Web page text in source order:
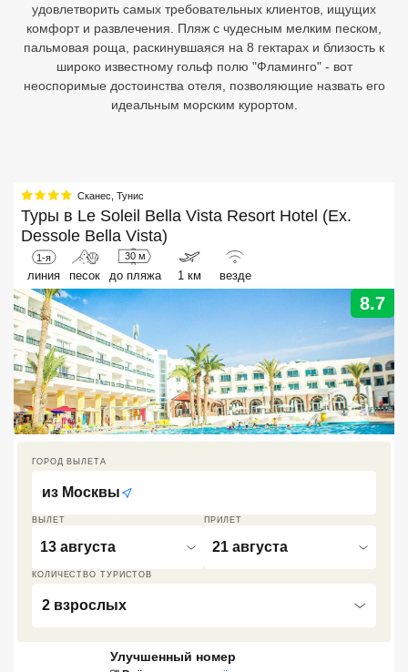
удовлетворить самых требовательных клиентов, ищущих
комфорт и развлечения. Пляж с чудесным мелким песком,
пальмовая роща, раскинувшаяся на 8 гектарах и близость к
широко известному гольф полю "Фламинго" - вот
неоспоримые достоинства отеля, позволяющие назвать его
идеальным морским курортом.
Сканес Тунис
Туры в Le Soleil Bella Vista Resort Hotel (Ex.
Dessole Bella Vista)
1-я
линия песок
30 м
до пляжа 1 км везде
8.7
ВЫЛЕТ
13 августа
ПРИЛЕТ
21 августа
КОЛИЧЕСТВО ТУРИСТОВ
2 взрослых
ГОРОД ВЫЛЕТА
из Москвы
Улучшенный номер
Северный Гоа
Южный Гоа
Кав Мин Воды
Экскурсионные туры
VIP отели 5 звезд
ТОП 10 лучших отелей 5*
ТОП 10 недорогих отелей
5*
Лучшие отели 4* звезды
Недорогие отели 4*
звезды
Лучшие отели 3* звезды
Недорогие отели 3*
звезды
Сетевые отели Турции